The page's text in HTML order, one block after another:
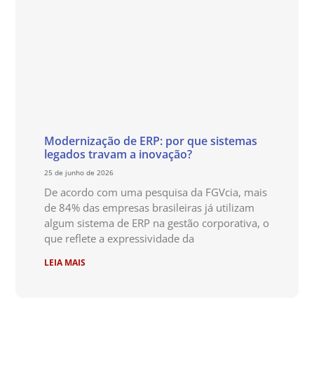
Modernização de ERP: por que sistemas
legados travam a inovação?
25 de junho de 2026
De acordo com uma pesquisa da FGVcia, mais
de 84% das empresas brasileiras já utilizam
algum sistema de ERP na gestão corporativa, o
que reflete a expressividade da
LEIA MAIS